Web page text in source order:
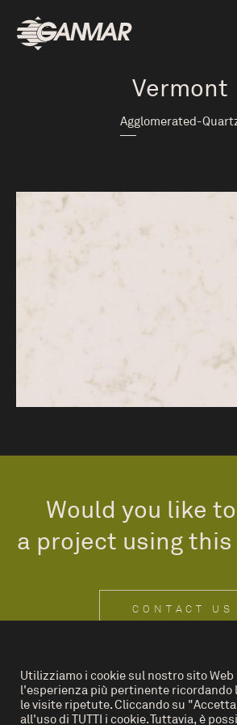
Vermont
Agglomerated-
Would you like
a project using
CONTACT US
IT EN
Utilizziamo i cookie sul nostro sito
l'esperienza più pertinente ricordando
le visite ripetute. Cliccando su
all'uso di TUTTI i cookie. Tuttavia, è